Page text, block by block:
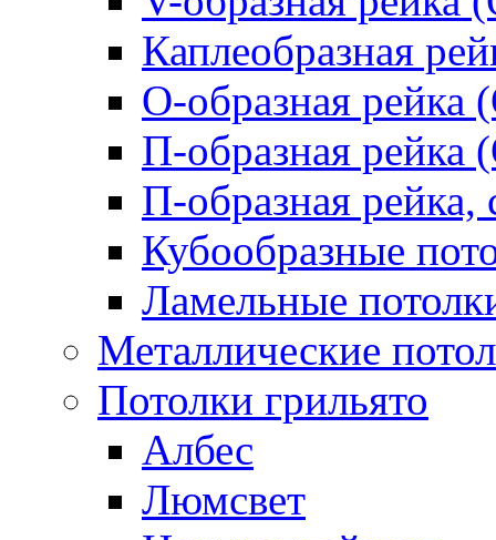
Каплеобразная
О-образная рейка
П-образная рейка
П-образная
Кубообразные
Ламельные
Металлические
Потолки грильято
Албес
Люмсвет